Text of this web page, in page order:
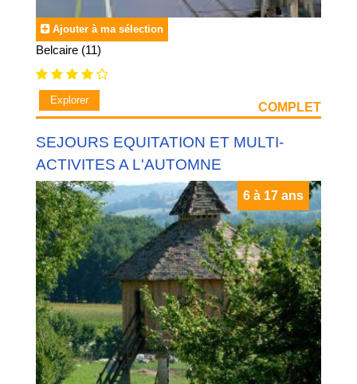
Ajouter à ma sélection
Belcaire (11)
Explorer
COMPLET
SEJOURS EQUITATION ET MULTI-
ACTIVITES A L'AUTOMNE
6 à 17 ans